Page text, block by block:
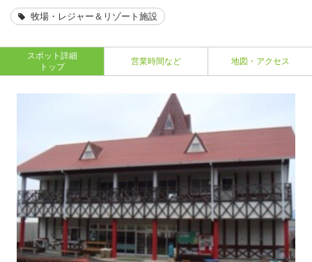
牧場・レジャー＆リゾート施設
スポット詳細
トップ
営業時間など 地図・アクセス